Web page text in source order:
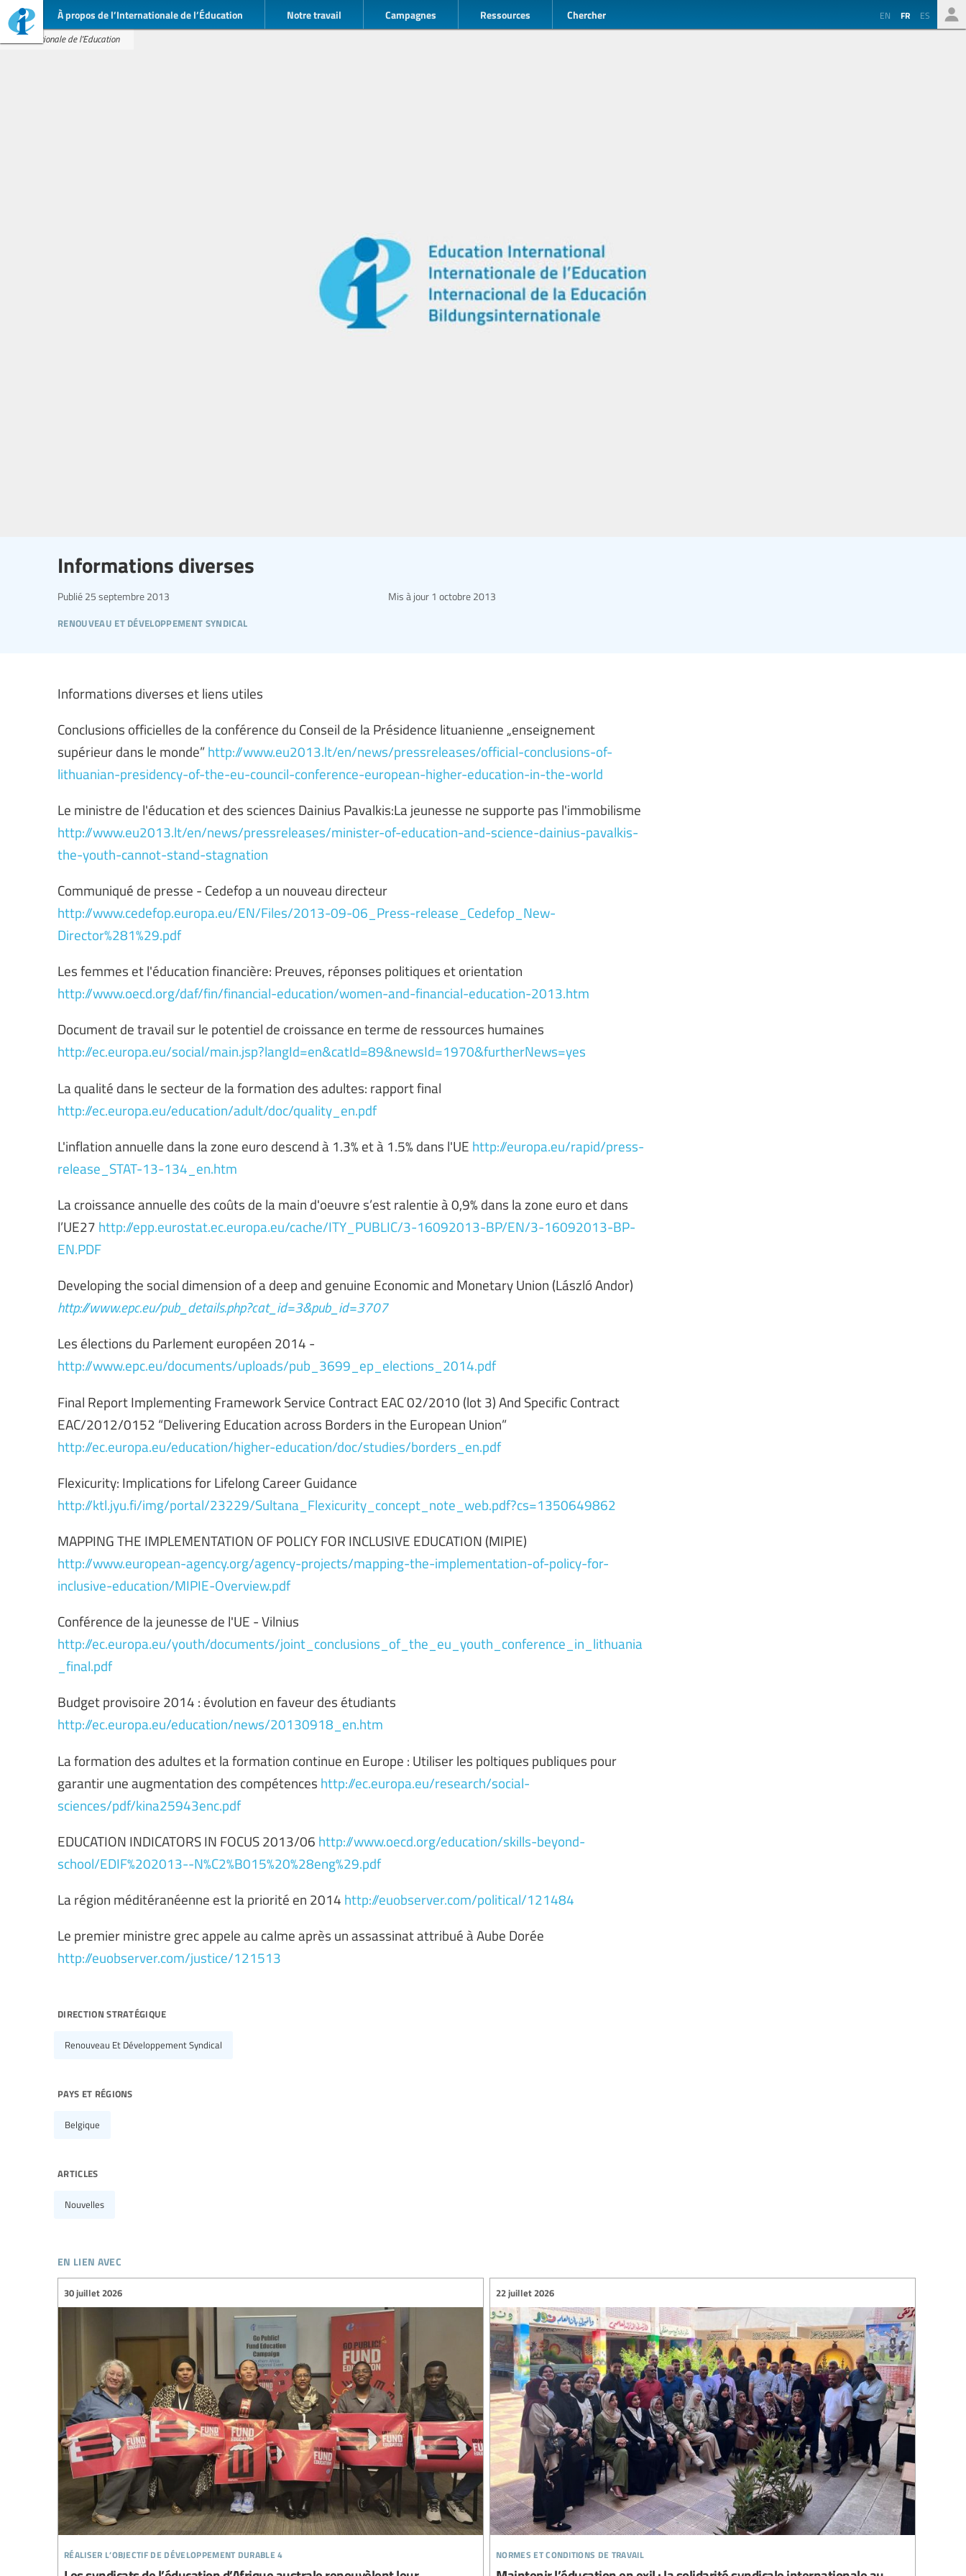
À propos de l’Internationale de l’Éducation Notre travail Campagnes Ressources Chercher EN FR ES
Internationale de l'Education
Informations diverses
renouveau et développement syndical
Publié 25 septembre 2013 Mis à jour 1 octobre 2013
Informations diverses et liens utiles
Conclusions officielles de la conférence du Conseil de la Présidence lituanienne „enseignement
supérieur dans le monde”http://www.eu2013.lt/en/news/pressreleases/official-conclusions-of-
lithuanian-presidency-of-the-eu-council-conference-european-higher-education-in-the-world
Le ministre de l'éducation et des sciences Dainius Pavalkis:La jeunesse ne supporte pas l'immobilisme
http://www.eu2013.lt/en/news/pressreleases/minister-of-education-and-science-dainius-pavalkis-
the-youth-cannot-stand-stagnation
Communiqué de presse - Cedefop a un nouveau directeur
http://www.cedefop.europa.eu/EN/Files/2013-09-06_Press-release_Cedefop_New-
Director%281%29.pdf
Les femmes et l'éducation financière: Preuves, réponses politiques et orientation
http://www.oecd.org/daf/fin/financial-education/women-and-financial-education-2013.htm
Document de travail sur le potentiel de croissance en terme de ressources humaines
http://ec.europa.eu/social/main.jsp?langId=en&catId=89&newsId=1970&furtherNews=yes
La qualité dans le secteur de la formation des adultes: rapport final
http://ec.europa.eu/education/adult/doc/quality_en.pdf
L'inflation annuelle dans la zone euro descend à 1.3% et à 1.5% dans l'UE http://europa.eu/rapid/press-
release_STAT-13-134_en.htm
La croissance annuelle des coûts de la main d'oeuvre s’est ralentie à 0,9% dans la zone euro et dans
l’UE27 http://epp.eurostat.ec.europa.eu/cache/ITY_PUBLIC/3-16092013-BP/EN/3-16092013-BP-
EN.PDF
Developing the social dimension of a deep and genuine Economic and Monetary Union (László Andor)
http://www.epc.eu/pub_details.php?cat_id=3&pub_id=3707
Les élections du Parlement européen 2014 -
http://www.epc.eu/documents/uploads/pub_3699_ep_elections_2014.pdf
Final Report Implementing Framework Service Contract EAC 02/2010 (lot 3) And Specific Contract
EAC/2012/0152 “Delivering Education across Borders in the European Union”
http://ec.europa.eu/education/higher-education/doc/studies/borders_en.pdf
Flexicurity: Implications for Lifelong Career Guidance
http://ktl.jyu.fi/img/portal/23229/Sultana_Flexicurity_concept_note_web.pdf?cs=1350649862
MAPPING THE IMPLEMENTATION OF POLICY FOR INCLUSIVE EDUCATION (MIPIE)
http://www.european-agency.org/agency-projects/mapping-the-implementation-of-policy-for-
inclusive-education/MIPIE-Overview.pdf
Conférence de la jeunesse de l'UE - Vilnius
http://ec.europa.eu/youth/documents/joint_conclusions_of_the_eu_youth_conference_in_lithuania
_final.pdf
Budget provisoire 2014 : évolution en faveur des étudiants
http://ec.europa.eu/education/news/20130918_en.htm
La formation des adultes et la formation continue en Europe : Utiliser les poltiques publiques pour
garantir une augmentation des compétences http://ec.europa.eu/research/social-
sciences/pdf/kina25943enc.pdf
EDUCATION INDICATORS IN FOCUS 2013/06 http://www.oecd.org/education/skills-beyond-
school/EDIF%202013--N%C2%B015%20%28eng%29.pdf
La région méditéranéenne est la priorité en 2014 http://euobserver.com/political/121484
Le premier ministre grec appele au calme après un assassinat attribué à Aube Dorée
http://euobserver.com/justice/121513
direction stratégique
Renouveau Et Développement Syndical
pays et régions
Belgique
articles
Nouvelles
en lien avec
réaliser l’objectif de développement durable 4
30 juillet 2026
normes et conditions de travail
22 juillet 2026